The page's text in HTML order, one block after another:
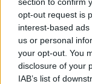
opt-out request is
interest-based
us or personal
your opt-out. You
disclosure of your
IAB’s list of
Todas las
sitio web son
disponibles para
Nos encantaría